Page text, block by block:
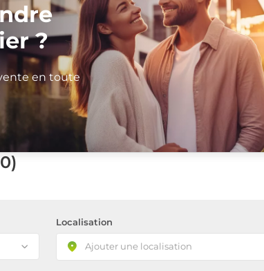
?
en toute
Localisation